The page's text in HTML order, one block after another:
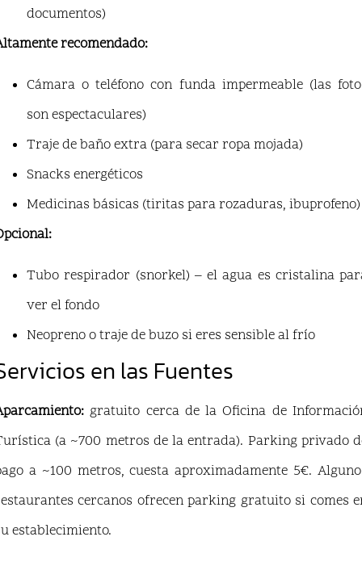
documentos)
recomendado:
Cámara o teléfono con funda impermeable (las
son espectaculares)
Traje de baño extra (para secar ropa mojada)
Snacks energéticos
Medicinas básicas (tiritas para rozaduras, ibuprofeno)
Tubo respirador (snorkel) – el agua es cristalina
ver el fondo
Neopreno o traje de buzo si eres sensible al frío
en las Fuentes
gratuito cerca de la Oficina de
(a ~700 metros de la entrada). Parking privado
a ~100 metros, cuesta aproximadamente 5€.
cercanos ofrecen parking gratuito si comes
establecimiento.